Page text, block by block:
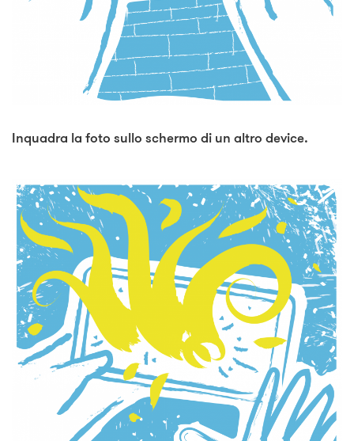
Inquadra la foto sullo schermo di un altro device.